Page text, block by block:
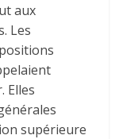
aux
Les
Elles
supérieure